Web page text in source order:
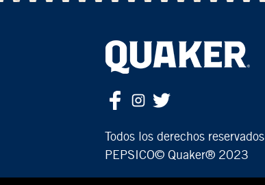
Todos los derechos reservados.
PEPSICO© Quaker® 2023